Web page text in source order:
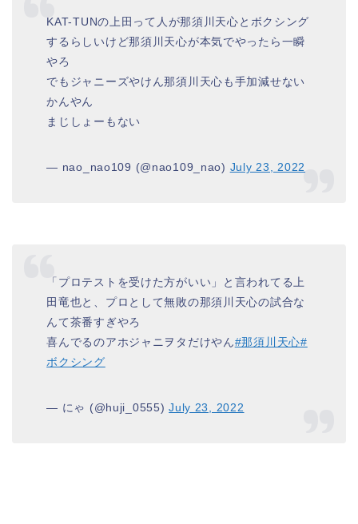
KAT-TUNの上田って人が那須川天心とボクシング
するらしいけど那須川天心が本気でやったら一瞬
やろ
でもジャニーズやけん那須川天心も手加減せない
かんやん
まじしょーもない
— nao_nao109 (@nao109_nao) July 23, 2022
「プロテストを受けた方がいい」と言われてる上
田竜也と、プロとして無敗の那須川天心の試合な
んて茶番すぎやろ
喜んでるのアホジャニヲタだけやん#那須川天心#
ボクシング
— にゃ (@huji_0555)July 23, 2022